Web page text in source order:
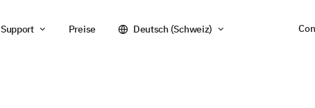
Support Preise Deutsch (Schweiz)